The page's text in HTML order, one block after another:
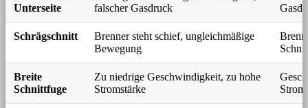
Unterseite
falscher Gasdruck
Schrägschnitt
Brenner steht schief, ungleichmäßige
Bewegung
Breite
Schnittfuge
Zu niedrige Geschwindigkeit, zu hohe
Stromstärke